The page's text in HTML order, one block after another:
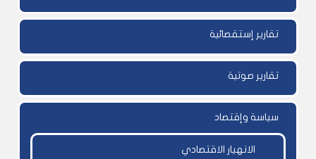
تقارير إستقصائية
تقارير صوتية
سياسة وإقتصاد
الانهيار الاقتصادي